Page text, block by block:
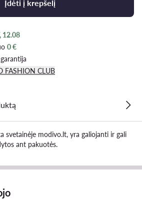
Įdėti į krepšelį
12.08
0 €
FASHION CLUB
svetainėje modivo.lt, yra galiojanti ir gali
ant pakuotės.